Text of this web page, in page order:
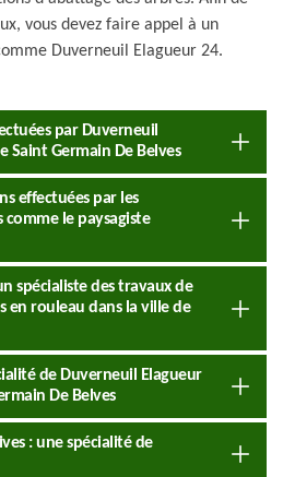
vous devez faire appel à un
Duverneuil Elagueur 24.
par Duverneuil
Saint Germain De Belves
effectuées par les
comme le paysagiste
spécialiste des travaux de
en rouleau dans la ville de
de Duverneuil Elagueur
De Belves
: une spécialité de